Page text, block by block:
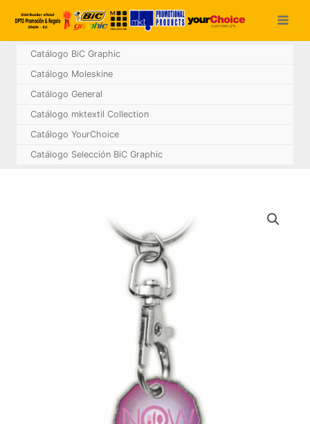
Catálogo BiC Graphic
Catálogo Moleskine
Catálogo General
Catálogo mktextil Collection
Catálogo YourChoice
Catálogo Selección BiC Graphic